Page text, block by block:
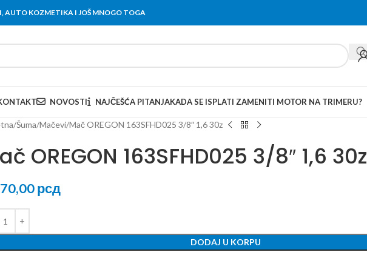
AUTO KOZMETIKA I JOŠ MNOGO TOGA
NOVOSTI NAJČEŠĆA PITANJAKADA SE ISPLATI ZAMENITI MOTOR NA TRIMERU?
Šuma Mačevi Mač OREGON 163SFHD025 3/8″ 1,6 30z
OREGON 163SFHD025 3/8″ 1,6 30z
рсд
DODAJ U KORPU